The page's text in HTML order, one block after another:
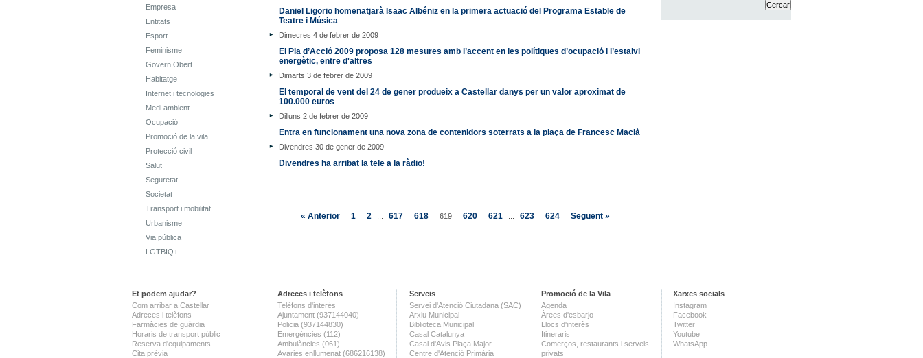
Empresa
Entitats
Esport
Feminisme
Govern Obert
Habitatge
Internet i tecnologies
Medi ambient
Ocupació
Promoció de la vila
Protecció civil
Salut
Seguretat
Societat
Transport i mobilitat
Urbanisme
Via pública
LGTBIQ+
Daniel Ligorio homenatjarà Isaac Albéniz en la primera actuació del Programa Estable de
Teatre i Música
Dimecres 4 de febrer de 2009
El Pla d’Acció 2009 proposa 128 mesures amb l’accent en les polítiques d’ocupació i l’estalvi
energètic, entre d'altres
Dimarts 3 de febrer de 2009
El temporal de vent del 24 de gener produeix a Castellar danys per un valor aproximat de
100.000 euros
Dilluns 2 de febrer de 2009
Entra en funcionament una nova zona de contenidors soterrats a la plaça de Francesc Macià
Divendres 30 de gener de 2009
Divendres ha arribat la tele a la ràdio!
« Anterior 1 2 617 618 619 620 621 623 624 Següent »
Et podem ajudar?
Com arribar a Castellar
Adreces i telèfons
Farmàcies de guàrdia
Horaris de transport públic
Reserva d'equipaments
Cita prèvia
Adreces i telèfons
Telèfons d'interès
Ajuntament (937144040)
Policia (937144830)
Emergències (112)
Ambulàncies (061)
Avaries enllumenat (686216138)
Serveis
Servei d'Atenció Ciutadana (SAC)
Arxiu Municipal
Biblioteca Municipal
Casal Catalunya
Casal d'Avis Plaça Major
Centre d'Atenció Primària
Promoció de la Vila
Agenda
Àrees d'esbarjo
Llocs d'interès
Itineraris
Comerços, restaurants i serveis
privats
Xarxes socials
Instagram
Facebook
Twitter
Youtube
WhatsApp